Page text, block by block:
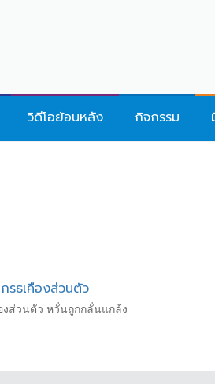
วิดีโอย้อนหลัง กิจกรรม
รธเคืองส่วนตัว
งส่วนตัว หวั่นถูกกลั่นแกล้ง